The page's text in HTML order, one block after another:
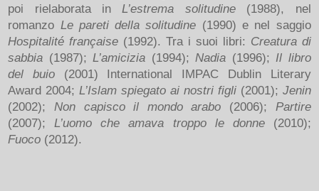
poi rielaborata in L’estrema solitudine(1988), nel
romanzo Le pareti della solitudine (1990) e nel saggio
Hospitalité française (1992). Tra i suoi libri: Creatura di
sabbia (1987); L’amicizia (1994); Nadia (1996); Il libro
del buio(2001) International IMPAC Dublin Literary
Award 2004; L’Islam spiegato ai nostri figli(2001); Jenin
(2002); Non capisco il mondo arabo (2006); Partire
(2007); L’uomo che amava troppo le donne(2010);
Fuoco (2012).